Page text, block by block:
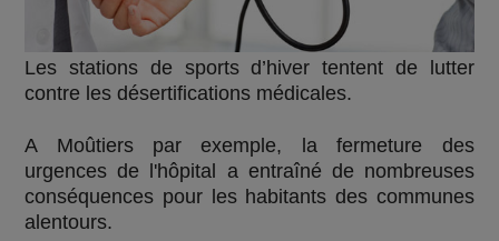
Les stations de sports d’hiver tentent de lutter
contre les désertifications médicales.
A Moûtiers par exemple, la fermeture des
urgences de l'hôpital a entraîné de nombreuses
conséquences pour les habitants des communes
alentours.